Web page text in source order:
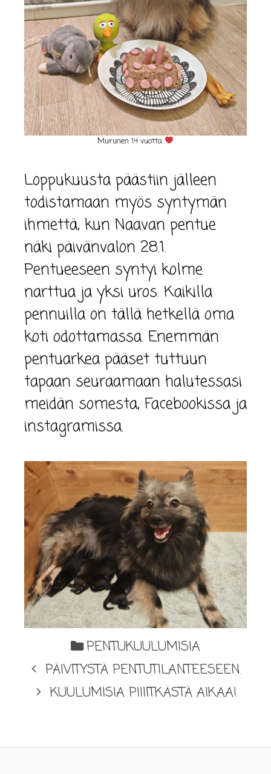
Murunen 14 vuotta
Loppukuusta päästiin jälleen
todistamaan myös syntymän
ihmettä, kun Naavan pentue
näki päivänvalon 28.1.
Pentueeseen syntyi kolme
narttua ja yksi uros. Kaikilla
pennuilla on tällä hetkellä oma
koti odottamassa. Enemmän
pentuarkea pääset tuttuun
tapaan seuraamaan halutessasi
meidän somesta, Facebookissa ja
instagramissa.
PENTUKUULUMISIA
PÄIVITYSTÄ PENTUTILANTEESEEN.
KUULUMISIA PIIIITKÄSTÄ AIKAA!